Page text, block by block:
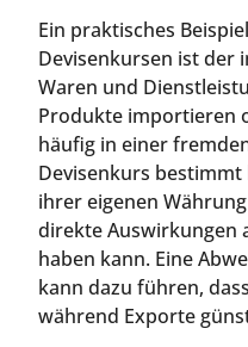
Ein praktisches
Devisenkursen ist der
Waren und
Produkte importieren
häufig in einer
Devisenkurs bestimmt
ihrer eigenen
direkte Auswirkungen
haben kann. Eine
kann dazu führen,
während Exporte